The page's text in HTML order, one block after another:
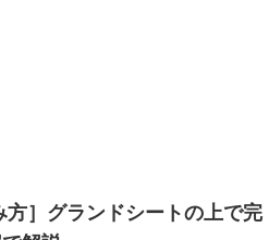
方］グランドシートの上で完